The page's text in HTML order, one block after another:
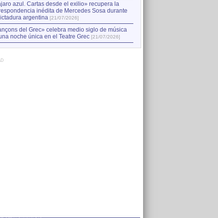
azul. Cartas desde el exilio» recupera la
inédita de Mercedes Sosa durante
argentina [21/07/2026]
del Grec» celebra medio siglo de música
noche única en el Teatre Grec [21/07/2026]